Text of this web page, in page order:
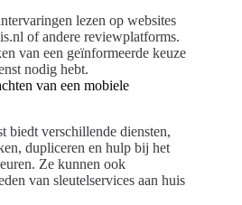
lezen op websites
of andere reviewplatforms.
van een geïnformeerde keuze
nodig hebt.
van een mobiele
biedt verschillende diensten,
dupliceren en hulp bij het
Ze kunnen ook
van sleutelservices aan huis